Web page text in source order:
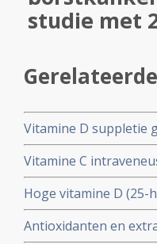
studie met
Vitamine D suppletie
vooraf aan operatie
suppletie
Vitamine C
borstkanker
Hoge vitamine D (25-
risico - 44 procent -
moment van diagnose
Antioxidanten en